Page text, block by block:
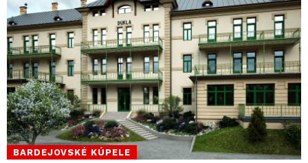
BARDEJOVSKÉ KÚPELE